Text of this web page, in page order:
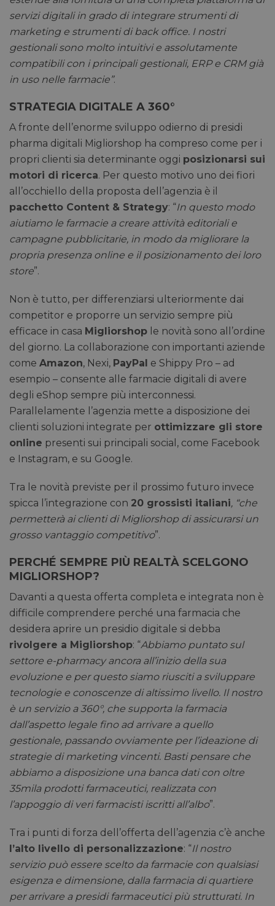
servizi digitali in grado di integrare strumenti di
marketing e strumenti di back office. I nostri
gestionali sono molto intuitivi e assolutamente
compatibili con i principali gestionali, ERP e CRM già
in uso nelle farmacie”.
STRATEGIA DIGITALE A 360°
A fronte dell’enorme sviluppo odierno di presidi
pharma digitali Migliorshop ha compreso come per i
propri clienti sia determinante oggi posizionarsi sui
motori di ricerca. Per questo motivo uno dei fiori
all’occhiello della proposta dell’agenzia è il
pacchetto Content & Strategy: “In questo modo
aiutiamo le farmacie a creare attività editoriali e
campagne pubblicitarie, in modo da migliorare la
propria presenza online e il posizionamento dei loro
store”.
Non è tutto, per differenziarsi ulteriormente dai
competitor e proporre un servizio sempre più
efficace in casa Migliorshop le novità sono all’ordine
del giorno. La collaborazione con importanti aziende
come Amazon, Nexi, PayPal e Shippy Pro – ad
esempio – consente alle farmacie digitali di avere
degli eShop sempre più interconnessi.
Parallelamente l’agenzia mette a disposizione dei
clienti soluzioni integrate per ottimizzare gli store
online presenti sui principali social, come Facebook
e Instagram, e su Google.
Tra le novità previste per il prossimo futuro invece
spicca l’integrazione con 20 grossisti italiani, “che
permetterà ai clienti di Migliorshop di assicurarsi un
grosso vantaggio competitivo”.
PERCHÉ SEMPRE PIÙ REALTÀ SCELGONO
MIGLIORSHOP?
Davanti a questa offerta completa e integrata non è
difficile comprendere perché una farmacia che
desidera aprire un presidio digitale si debba
rivolgere a Migliorshop: “Abbiamo puntato sul
settore e-pharmacy ancora all’inizio della sua
evoluzione e per questo siamo riusciti a sviluppare
tecnologie e conoscenze di altissimo livello. Il nostro
è un servizio a 360°, che supporta la farmacia
dall’aspetto legale fino ad arrivare a quello
gestionale, passando ovviamente per l’ideazione di
strategie di marketing vincenti. Basti pensare che
abbiamo a disposizione una banca dati con oltre
35mila prodotti farmaceutici, realizzata con
l’appoggio di veri farmacisti iscritti all’albo”.
Tra i punti di forza dell’offerta dell’agenzia c’è anche
l’alto livello di personalizzazione: “Il nostro
servizio può essere scelto da farmacie con qualsiasi
esigenza e dimensione, dalla farmacia di quartiere
per arrivare a presidi farmaceutici più strutturati. In